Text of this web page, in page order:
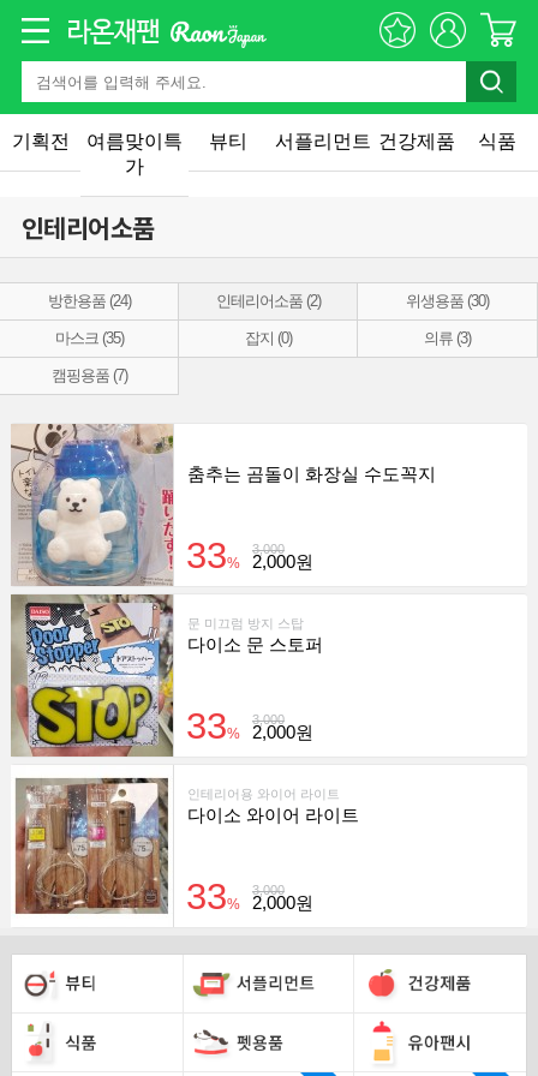
기획전
여름맞이특
가
뷰티 서플리먼트 건강제품 식품
인테리어소품
방한용품 (24) 인테리어소품 (2) 위생용품 (30)
마스크 (35) 잡지 (0) 의류 (3)
캠핑용품 (7)
춤추는 곰돌이 화장실 수도꼭지
3,000
33% 2,000원
문 미끄럼 방지 스탑
다이소 문 스토퍼
3,000
33% 2,000원
인테리어용 와이어 라이트
다이소 와이어 라이트
3,000
33% 2,000원